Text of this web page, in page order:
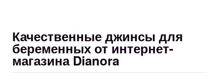
Качественные джинсы для
беременных от интернет-
магазина Dianora